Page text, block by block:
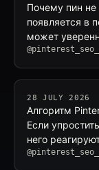
Почему пин не
появляется в
может
28 JULY 2026
Алгоритм
Если
него